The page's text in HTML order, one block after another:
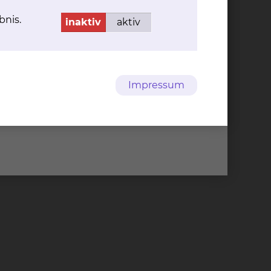
inaktiv aktiv
Impressum